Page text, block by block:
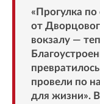
«Прогулка
от
вокзалу —
провели по
для жизни».